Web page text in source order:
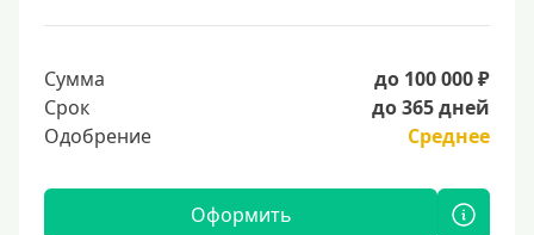
Сумма
до 100 000 ₽
Срок
до 365 дней
Одобрение
Среднее
Оформить